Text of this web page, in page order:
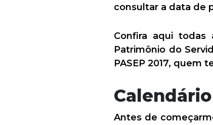
consultar a data de
Confira aqui todas
Patrimônio do
PASEP 2017, quem
Antes de